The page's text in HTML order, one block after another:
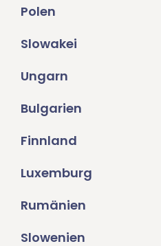
Polen
Slowakei
Ungarn
Bulgarien
Finnland
Luxemburg
Rumänien
Slowenien